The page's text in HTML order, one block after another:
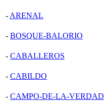
- ARENAL
- BOSQUE-BALORIO
- CABALLEROS
- CABILDO
- CAMPO-DE-LA-VERDAD